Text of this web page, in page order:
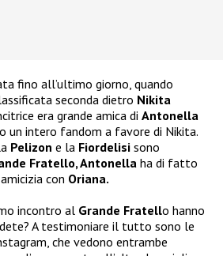
fino all’ultimo giorno, quando
seconda dietro Nikita
era grande amica di Antonella
un intero fandom a favore di Nikita.
Pelizon e la Fiordelisi sono
Fratello, Antonella ha di fatto
con Oriana.
incontro al Grande Fratello hanno
A testimoniare il tutto sono le
che vedono entrambe